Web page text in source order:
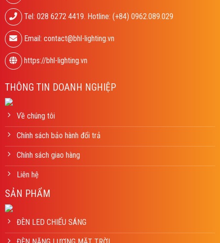
Tel: 028 6272 4419. Hotline: (+84) 0962.089.029
Email: contact@bhl-lighting.vn
https://bhl-lighting.vn
THÔNG TIN DOANH NGHIỆP
Về chúng tôi
Chính sách bảo hành đổi trả
Chính sách giao hàng
Liên hệ
SẢN PHẨM
ĐÈN LED CHIẾU SÁNG